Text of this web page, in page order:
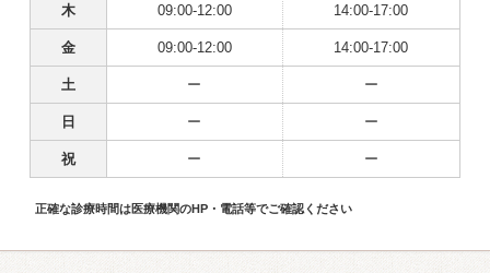
木 09:00-12:00 14:00-17:00
金 09:00-12:00 14:00-17:00
土 ー ー
日 ー ー
祝 ー ー
正確な診療時間は医療機関のHP・電話等でご確認ください